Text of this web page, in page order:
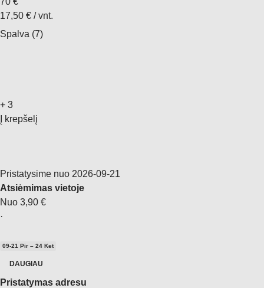
17,50 € / vnt.
Spalva (7)
+ 3
Į krepšelį
Pristatysime nuo 2026‑09‑21
Atsiėmimas vietoje
Nuo 3,90 €
·
09‑21 Pir – 24 Ket
DAUGIAU
Pristatymas adresu